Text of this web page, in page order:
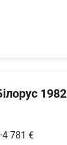
1982
·4 781 €